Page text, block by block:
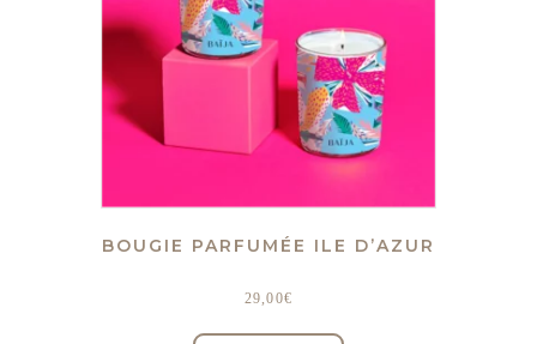
BOUGIE PARFUMÉE ILE D’AZUR
29,00€